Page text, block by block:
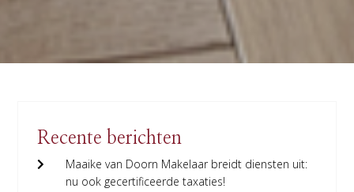
Recente berichten
Maaike van Doorn Makelaar breidt diensten uit:
nu ook gecertificeerde taxaties!